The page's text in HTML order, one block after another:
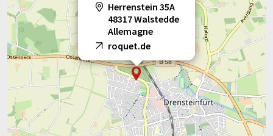
Herrenstein 35A
48317 Walstedde
Allemagne
roquet.de